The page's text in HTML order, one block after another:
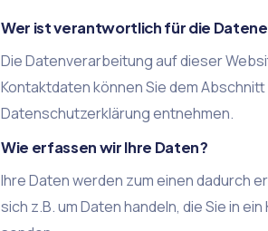
Wer ist verantwortlich für die
Die Datenverarbeitung auf dieser
Kontaktdaten können Sie dem
Datenschutzerklärung entnehmen.
Wie erfassen wir Ihre Daten?
Ihre Daten werden zum einen dadurch
sich z.B. um Daten handeln, die Sie in